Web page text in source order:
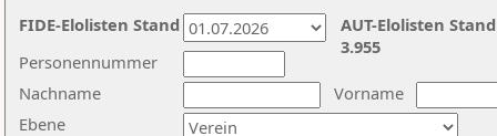
Nachname
Vorname
Ebene
Personennummer
AUT-Elolisten
3.955
FIDE-Elolisten Stand